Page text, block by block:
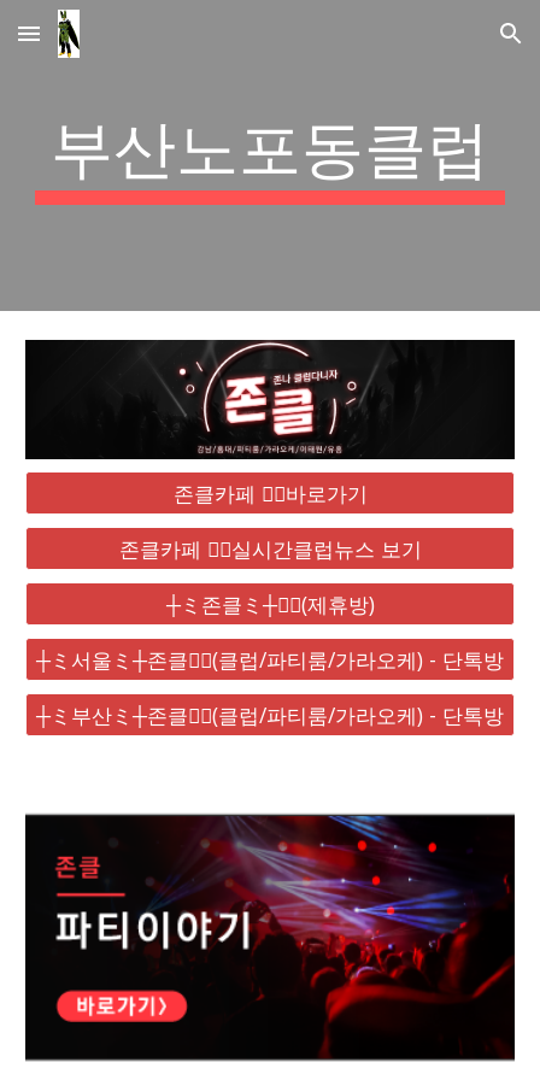
Skip to main content Skip to navigation
부산노포동클럽
존클카페 ❤️‍🔥바로가기
존클카페 ❤️‍🔥실시간클럽뉴스 보기
┼ミ존클ミ┼❤️‍🔥(제휴방)
┼ミ서울ミ┼존클❤️‍🔥(클럽/파티룸/가라오케) - 단톡방
┼ミ부산ミ┼존클❤️‍🔥(클럽/파티룸/가라오케) - 단톡방